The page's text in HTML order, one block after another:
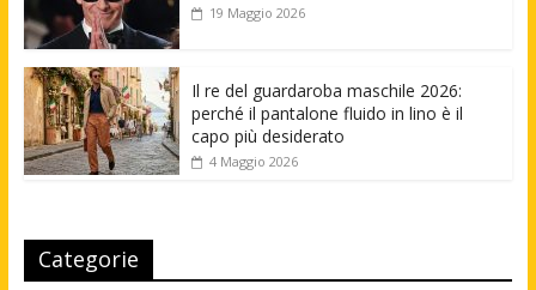
19 Maggio 2026
Il re del guardaroba maschile 2026:
perché il pantalone fluido in lino è il
capo più desiderato
4 Maggio 2026
Categorie